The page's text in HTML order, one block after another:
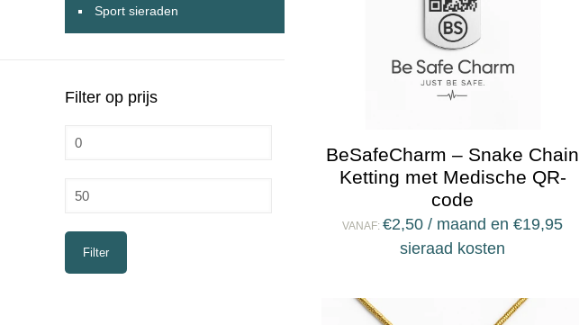
BeSafeCharm – Snake Chain
Ketting met Medische QR-
code
VANAF:€2,50 / maand en€19,95
sieraad kosten
Sport sieraden
Filter op prijs
Min.
Max.
Filter